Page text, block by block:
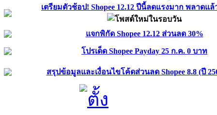
เตรียมตัวช้อป! Shopee 12.12 ปีนี้ลดแรงมาก พลาดแล้
แจกพิกัด Shopee 12.12 ส่วนลด 30%
โปรเด็ด Shopee Payday 25 ก.ค. 0 บาท
สรุปข้อมูลและเงื่อนไขโค้ดส่วนลด Shopee 8.8 (ปี